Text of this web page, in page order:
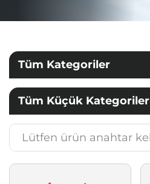
Tüm Kategoriler
Tüm Küçük Kategoriler